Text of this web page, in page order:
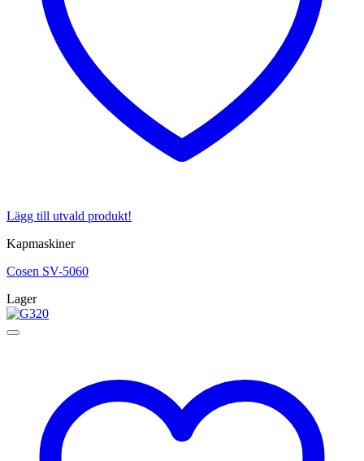
Lägg till utvald produkt!
Kapmaskiner
Cosen SV-5060
Lager